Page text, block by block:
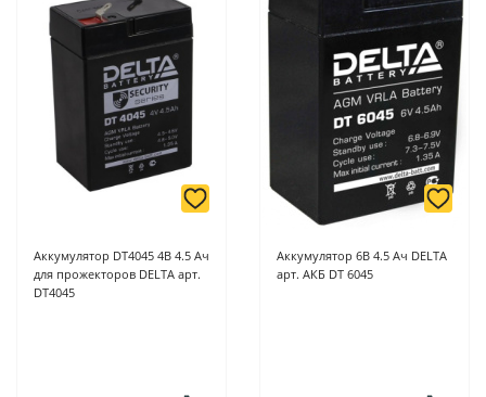
Аккумулятор DT4045 4В 4.5 Ач
для прожекторов DELTA арт.
DT4045
Аккумулятор 6В 4.5 Ач DELTA
арт. АКБ DT 6045